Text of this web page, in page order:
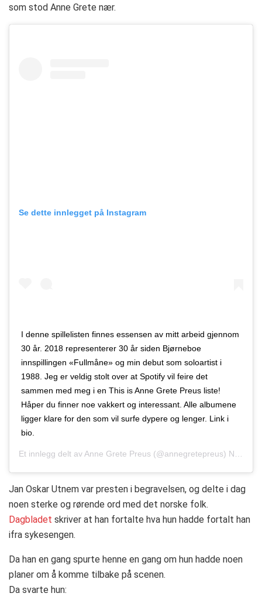
som stod Anne Grete nær.
Se dette innlegget på Instagram
I denne spillelisten finnes essensen av mitt arbeid gjennom
30 år. 2018 representerer 30 år siden Bjørneboe
innspillingen «Fullmåne» og min debut som soloartist i
1988. Jeg er veldig stolt over at Spotify vil feire det
sammen med meg i en This is Anne Grete Preus liste!
Håper du finner noe vakkert og interessant. Alle albumene
ligger klare for den som vil surfe dypere og lenger. Link i
bio.
Et innlegg delt avAnne Grete Preus (@annegretepreus) Nov. 18, 2018 kl. 9:14 PST
Jan Oskar Utnem var presten i begravelsen, og delte i dag
noen sterke og rørende ord med det norske folk.
Dagbladet skriver at han fortalte hva hun hadde fortalt han
ifra sykesengen.
Da han en gang spurte henne en gang om hun hadde noen
planer om å komme tilbake på scenen.
Da svarte hun: